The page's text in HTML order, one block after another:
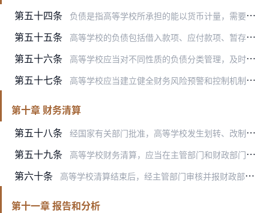
第五十四条
负债是指高等学校所承担的能以货币计量，需要以资产或劳务偿还的债务。
第五十五条 高等学校的负债包括借入款项、应付款项、暂存款项、应缴款项等。
第五十六条 高等学校应当对不同性质的负债分类管理，及时清理并按照规定办理结算，保证各项负债在规定期限内偿还。
第五十七条 高等学校应当建立健全财务风险预警和控制机制，规范和加强借入款项管理，如实反映依法举借债务情况，严格执行审批程序，不得违反规定融资或者提供担保，不得以任何方式直接…
第十章 财务清算
第五十八条
经国家有关部门批准，高等学校发生划转、改制、撤销、合并、分立时，应当进行财务清算。
第五十九条 高等学校财务清算，应当在主管部门和财政部门的监督指导下成立财务清算工作小组，对学校的财产、债权、债务等进行全面清理，编制财产目录和债权、债务清单以及清算财务报告…
第六十条 高等学校清算结束后，经主管部门审核并报财政部门批准，其资产和负债分别按照下列办法处理：
第十一章 报告和分析